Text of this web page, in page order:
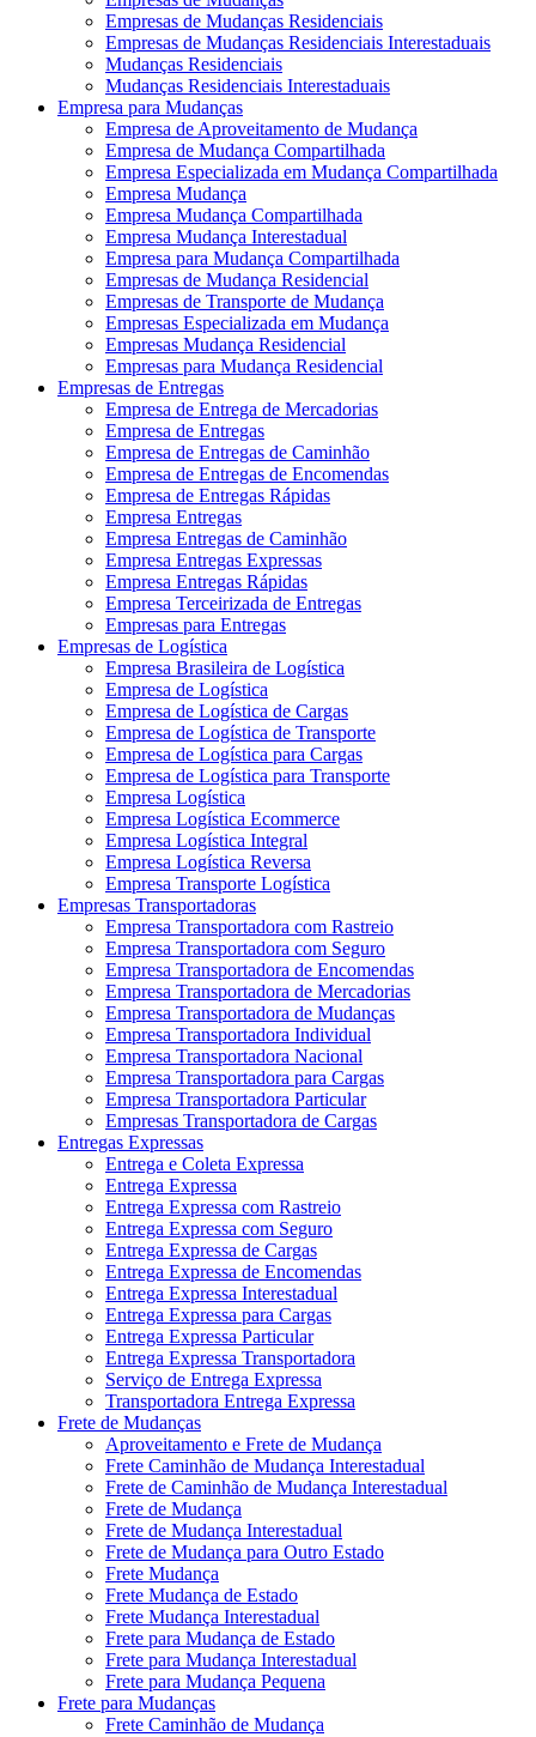
Empresas de Mudanças Residenciais
Empresas de Mudanças Residenciais Interestaduais
Mudanças Residenciais
Mudanças Residenciais Interestaduais
Empresa para Mudanças
Empresa de Aproveitamento de Mudança
Empresa de Mudança Compartilhada
Empresa Especializada em Mudança Compartilhada
Empresa Mudança
Empresa Mudança Compartilhada
Empresa Mudança Interestadual
Empresa para Mudança Compartilhada
Empresas de Mudança Residencial
Empresas de Transporte de Mudança
Empresas Especializada em Mudança
Empresas Mudança Residencial
Empresas para Mudança Residencial
Empresas de Entregas
Empresa de Entrega de Mercadorias
Empresa de Entregas
Empresa de Entregas de Caminhão
Empresa de Entregas de Encomendas
Empresa de Entregas Rápidas
Empresa Entregas
Empresa Entregas de Caminhão
Empresa Entregas Expressas
Empresa Entregas Rápidas
Empresa Terceirizada de Entregas
Empresas para Entregas
Empresas de Logística
Empresa Brasileira de Logística
Empresa de Logística
Empresa de Logística de Cargas
Empresa de Logística de Transporte
Empresa de Logística para Cargas
Empresa de Logística para Transporte
Empresa Logística
Empresa Logística Ecommerce
Empresa Logística Integral
Empresa Logística Reversa
Empresa Transporte Logística
Empresas Transportadoras
Empresa Transportadora com Rastreio
Empresa Transportadora com Seguro
Empresa Transportadora de Encomendas
Empresa Transportadora de Mercadorias
Empresa Transportadora de Mudanças
Empresa Transportadora Individual
Empresa Transportadora Nacional
Empresa Transportadora para Cargas
Empresa Transportadora Particular
Empresas Transportadora de Cargas
Entregas Expressas
Entrega e Coleta Expressa
Entrega Expressa
Entrega Expressa com Rastreio
Entrega Expressa com Seguro
Entrega Expressa de Cargas
Entrega Expressa de Encomendas
Entrega Expressa Interestadual
Entrega Expressa para Cargas
Entrega Expressa Particular
Entrega Expressa Transportadora
Serviço de Entrega Expressa
Transportadora Entrega Expressa
Frete de Mudanças
Aproveitamento e Frete de Mudança
Frete Caminhão de Mudança Interestadual
Frete de Caminhão de Mudança Interestadual
Frete de Mudança
Frete de Mudança Interestadual
Frete de Mudança para Outro Estado
Frete Mudança
Frete Mudança de Estado
Frete Mudança Interestadual
Frete para Mudança de Estado
Frete para Mudança Interestadual
Frete para Mudança Pequena
Frete para Mudanças
Frete Caminhão de Mudança